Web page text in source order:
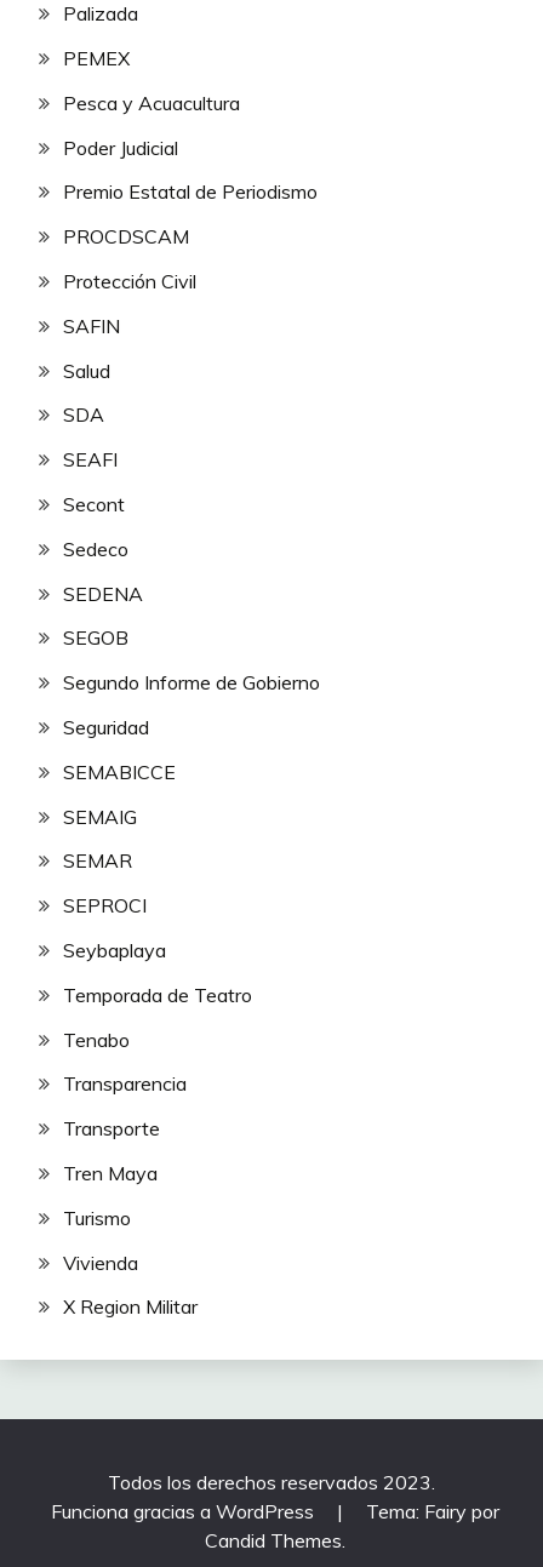
Palizada
PEMEX
Pesca y Acuacultura
Poder Judicial
Premio Estatal de Periodismo
PROCDSCAM
Protección Civil
SAFIN
Salud
SDA
SEAFI
Secont
Sedeco
SEDENA
SEGOB
Segundo Informe de Gobierno
Seguridad
SEMABICCE
SEMAIG
SEMAR
SEPROCI
Seybaplaya
Temporada de Teatro
Tenabo
Transparencia
Transporte
Tren Maya
Turismo
Vivienda
X Region Militar
Todos los derechos reservados 2023.
Funciona gracias a WordPress
|
Tema: Fairy por
Candid Themes.